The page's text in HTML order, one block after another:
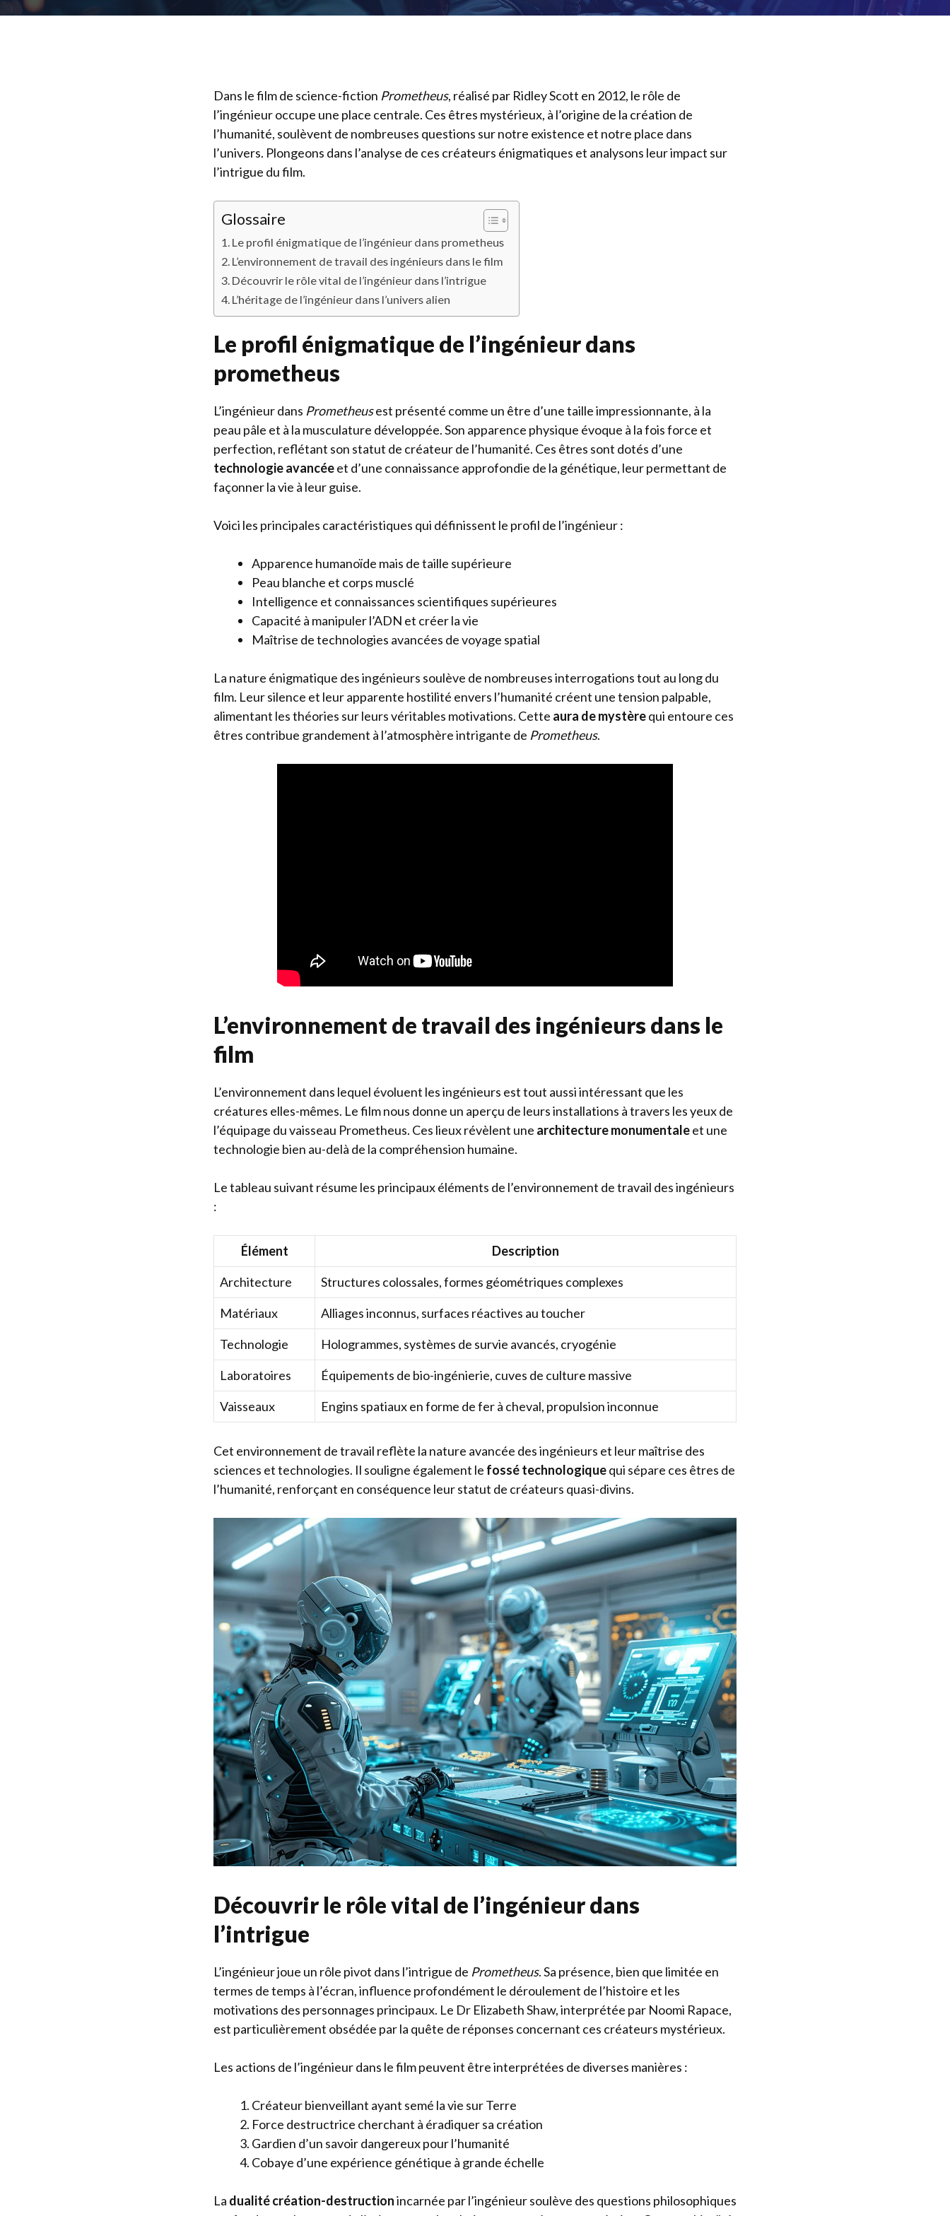
Dans le film de science-fiction Prometheus, réalisé par Ridley Scott en 2012, le rôle de
l’ingénieur occupe une place centrale. Ces êtres mystérieux, à l’origine de la création de
l’humanité, soulèvent de nombreuses questions sur notre existence et notre place dans
l’univers. Plongeons dans l’analyse de ces créateurs énigmatiques et analysons leur impact sur
l’intrigue du film.
Glossaire
Le profil énigmatique de l’ingénieur dans prometheus
L’environnement de travail des ingénieurs dans le film
Découvrir le rôle vital de l’ingénieur dans l’intrigue
L’héritage de l’ingénieur dans l’univers alien
Le profil énigmatique de l’ingénieur dans
prometheus
L’ingénieur dans Prometheusest présenté comme un être d’une taille impressionnante, à la
peau pâle et à la musculature développée. Son apparence physique évoque à la fois force et
perfection, reflétant son statut de créateur de l’humanité. Ces êtres sont dotés d’une
technologie avancéeet d’une connaissance approfondie de la génétique, leur permettant de
façonner la vie à leur guise.
Voici les principales caractéristiques qui définissent le profil de l’ingénieur :
Apparence humanoïde mais de taille supérieure
Peau blanche et corps musclé
Intelligence et connaissances scientifiques supérieures
Capacité à manipuler l’ADN et créer la vie
Maîtrise de technologies avancées de voyage spatial
La nature énigmatique des ingénieurs soulève de nombreuses interrogations tout au long du
film. Leur silence et leur apparente hostilité envers l’humanité créent une tension palpable,
alimentant les théories sur leurs véritables motivations. Cette aura de mystèrequi entoure ces
êtres contribue grandement à l’atmosphère intrigante de Prometheus.
L’environnement de travail des ingénieurs dans le
film
L’environnement dans lequel évoluent les ingénieurs est tout aussi intéressant que les
créatures elles-mêmes. Le film nous donne un aperçu de leurs installations à travers les yeux de
l’équipage du vaisseau Prometheus. Ces lieux révèlent une architecture monumentaleet une
technologie bien au-delà de la compréhension humaine.
Le tableau suivant résume les principaux éléments de l’environnement de travail des ingénieurs
:
Élément
Description
Architecture
Structures colossales, formes géométriques complexes
Matériaux
Alliages inconnus, surfaces réactives au toucher
Technologie
Hologrammes, systèmes de survie avancés, cryogénie
Laboratoires
Équipements de bio-ingénierie, cuves de culture massive
Vaisseaux
Engins spatiaux en forme de fer à cheval, propulsion inconnue
Cet environnement de travail reflète la nature avancée des ingénieurs et leur maîtrise des
sciences et technologies. Il souligne également le fossé technologiquequi sépare ces êtres de
l’humanité, renforçant en conséquence leur statut de créateurs quasi-divins.
Découvrir le rôle vital de l’ingénieur dans
l’intrigue
L’ingénieur joue un rôle pivot dans l’intrigue de Prometheus. Sa présence, bien que limitée en
termes de temps à l’écran, influence profondément le déroulement de l’histoire et les
motivations des personnages principaux. Le Dr Elizabeth Shaw, interprétée par Noomi Rapace,
est particulièrement obsédée par la quête de réponses concernant ces créateurs mystérieux.
Les actions de l’ingénieur dans le film peuvent être interprétées de diverses manières :
Créateur bienveillant ayant semé la vie sur Terre
Force destructrice cherchant à éradiquer sa création
Gardien d’un savoir dangereux pour l’humanité
Cobaye d’une expérience génétique à grande échelle
La dualité création-destructionincarnée par l’ingénieur soulève des questions philosophiques